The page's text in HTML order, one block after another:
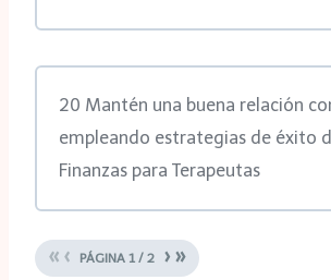
20 Mantén una buena relación
empleando estrategias de éxito
Finanzas para Terapeutas
« ‹ › »
PÁGINA 1 / 2